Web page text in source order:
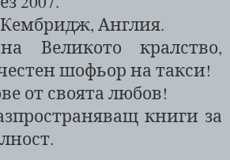
Англия.
Великото кралство,
шофьор на такси!
от своята любов!
книги за